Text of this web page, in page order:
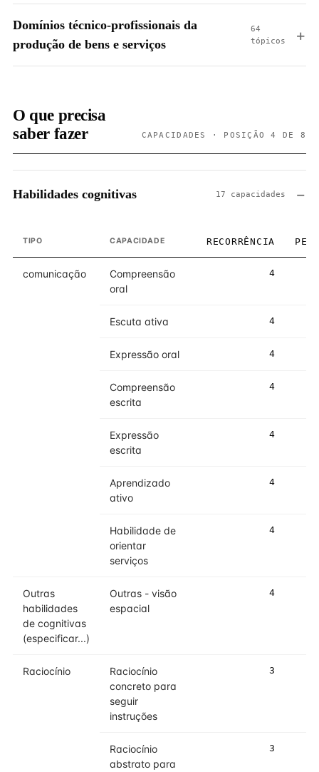
Domínios técnico-profissionais da
produção de bens e serviços
64
tópicos
O que precisa
saber fazer
CAPACIDADES · POSIÇÃO 4 DE 8
Habilidades cognitivas 17 capacidades
TIPO CAPACIDADE RECORRÊNCIA PESO
comunicação
Compreensão
oral
4
Escuta ativa 4
Expressão oral 4
Compreensão
escrita
4
Expressão
escrita
4
Aprendizado
ativo
4
Habilidade de
orientar
serviços
4
Outras
habilidades
de cognitivas
(especificar...)
Outras - visão
espacial
4
Raciocínio
Raciocínio
concreto para
seguir
instruções
3
Raciocínio
abstrato para
3